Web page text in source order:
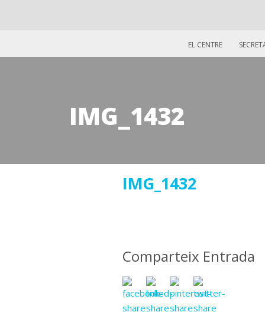
EL CENTRE
IMG_1432
IMG_1432
Comparteix Entrada